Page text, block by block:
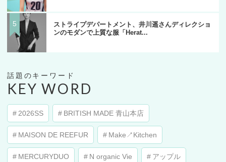
ストライプデパートメント、井川遥さんディレクショ
ンのモダンで上質な服「Herat...
KEY WORD
2026SS BRITISH MADE 青山本店
MAISON DE REEFUR Make↗︎Kitchen
MERCURYDUO N organic Vie アップル